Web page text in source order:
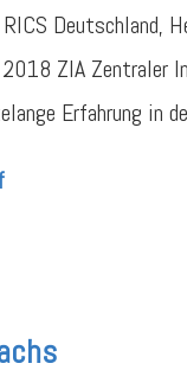
Deutschland,
ZIA Zentraler
Erfahrung in